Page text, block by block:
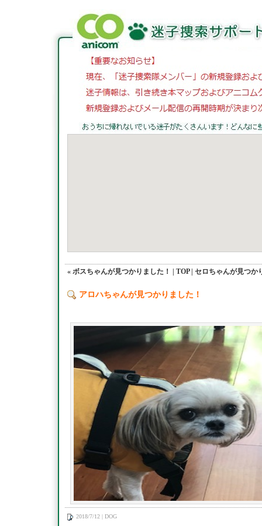
« ボスちゃんが見つかりました！ TOP| セロちゃんが見つか
アロハちゃんが見つかりました！
2018/7/12 | DOG